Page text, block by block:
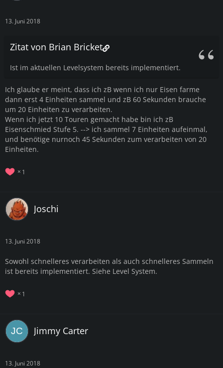
13. Juni 2018
Zitat von Brian Bricket
Ist im aktuellen Levelsystem bereits implementiert.
Ich glaube er meint, dass ich zB wenn ich nur Eisen farme
dann erst 4 Einheiten sammel und zB 60 Sekunden brauche
um 20 Einheiten zu verarbeiten.
Wenn ich jetzt 10 Touren gemacht habe bin ich zB
Eisenschmied Stufe 5. --> ich sammel 7 Einheiten aufeinmal,
und benötige nurnoch 45 Sekunden zum verarbeiten von 20
Einheiten.
1
Joschi
13. Juni 2018
Sowohl schnelleres verarbeiten als auch schnelleres Sammeln
ist bereits implementiert. Siehe Level System.
1
Jimmy Carter
13. Juni 2018